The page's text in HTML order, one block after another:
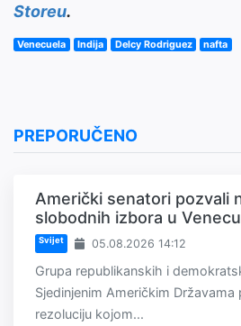
Storeu.
Venecuela Indija Delcy Rodriguez nafta
PREPORUČENO
Američki senatori pozvali
slobodnih izbora u
Svijet 05.08.2026 14:12
Grupa republikanskih i
Sjedinjenim Američkim Državama
rezoluciju kojom...